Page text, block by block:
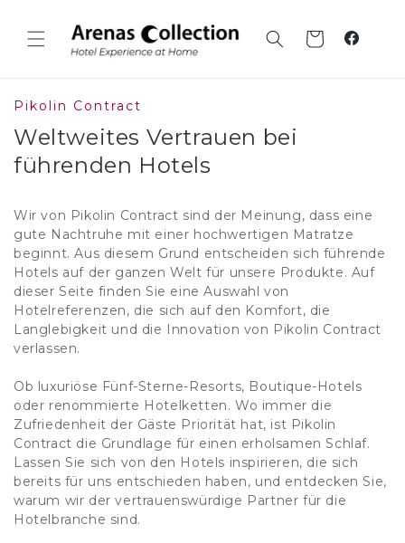
springen
Wagen
Pikolin Contract
Weltweites Vertrauen bei
führenden Hotels
Wir von Pikolin Contract sind der Meinung, dass eine
gute Nachtruhe mit einer hochwertigen Matratze
beginnt. Aus diesem Grund entscheiden sich führende
Hotels auf der ganzen Welt für unsere Produkte. Auf
dieser Seite finden Sie eine Auswahl von
Hotelreferenzen, die sich auf den Komfort, die
Langlebigkeit und die Innovation von Pikolin Contract
verlassen.
Ob luxuriöse Fünf-Sterne-Resorts, Boutique-Hotels
oder renommierte Hotelketten. Wo immer die
Zufriedenheit der Gäste Priorität hat, ist Pikolin
Contract die Grundlage für einen erholsamen Schlaf.
Lassen Sie sich von den Hotels inspirieren, die sich
bereits für uns entschieden haben, und entdecken Sie,
warum wir der vertrauenswürdige Partner für die
Hotelbranche sind.